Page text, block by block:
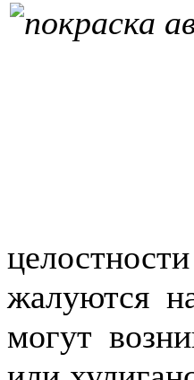
жалуются
могут